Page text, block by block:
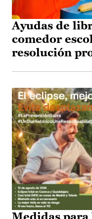
Ayudas de
comedor
resolución